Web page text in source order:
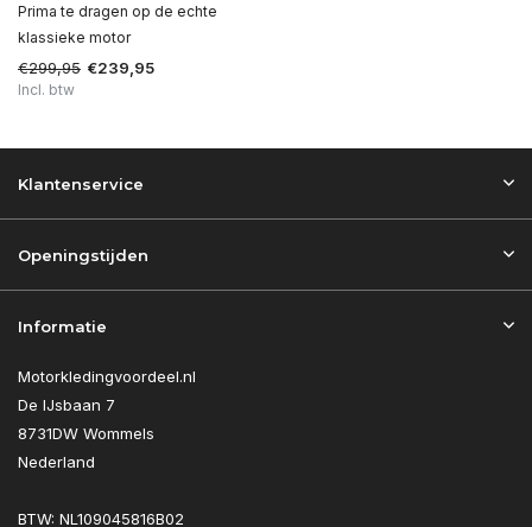
Prima te dragen op de echte
klassieke motor
€299,95 €239,95
Incl. btw
Klantenservice
Openingstijden
Informatie
Motorkledingvoordeel.nl
De IJsbaan 7
8731DW Wommels
Nederland
BTW: NL109045816B02